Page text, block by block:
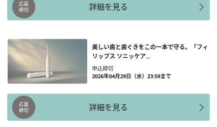
詳細を見る
応募
締切
美しい歯と歯ぐきをこの一本で守る。「フィ
リップス ソニッケア...
申込締切
2026年04月29日（水）23:59まで
詳細を見る
応募
締切